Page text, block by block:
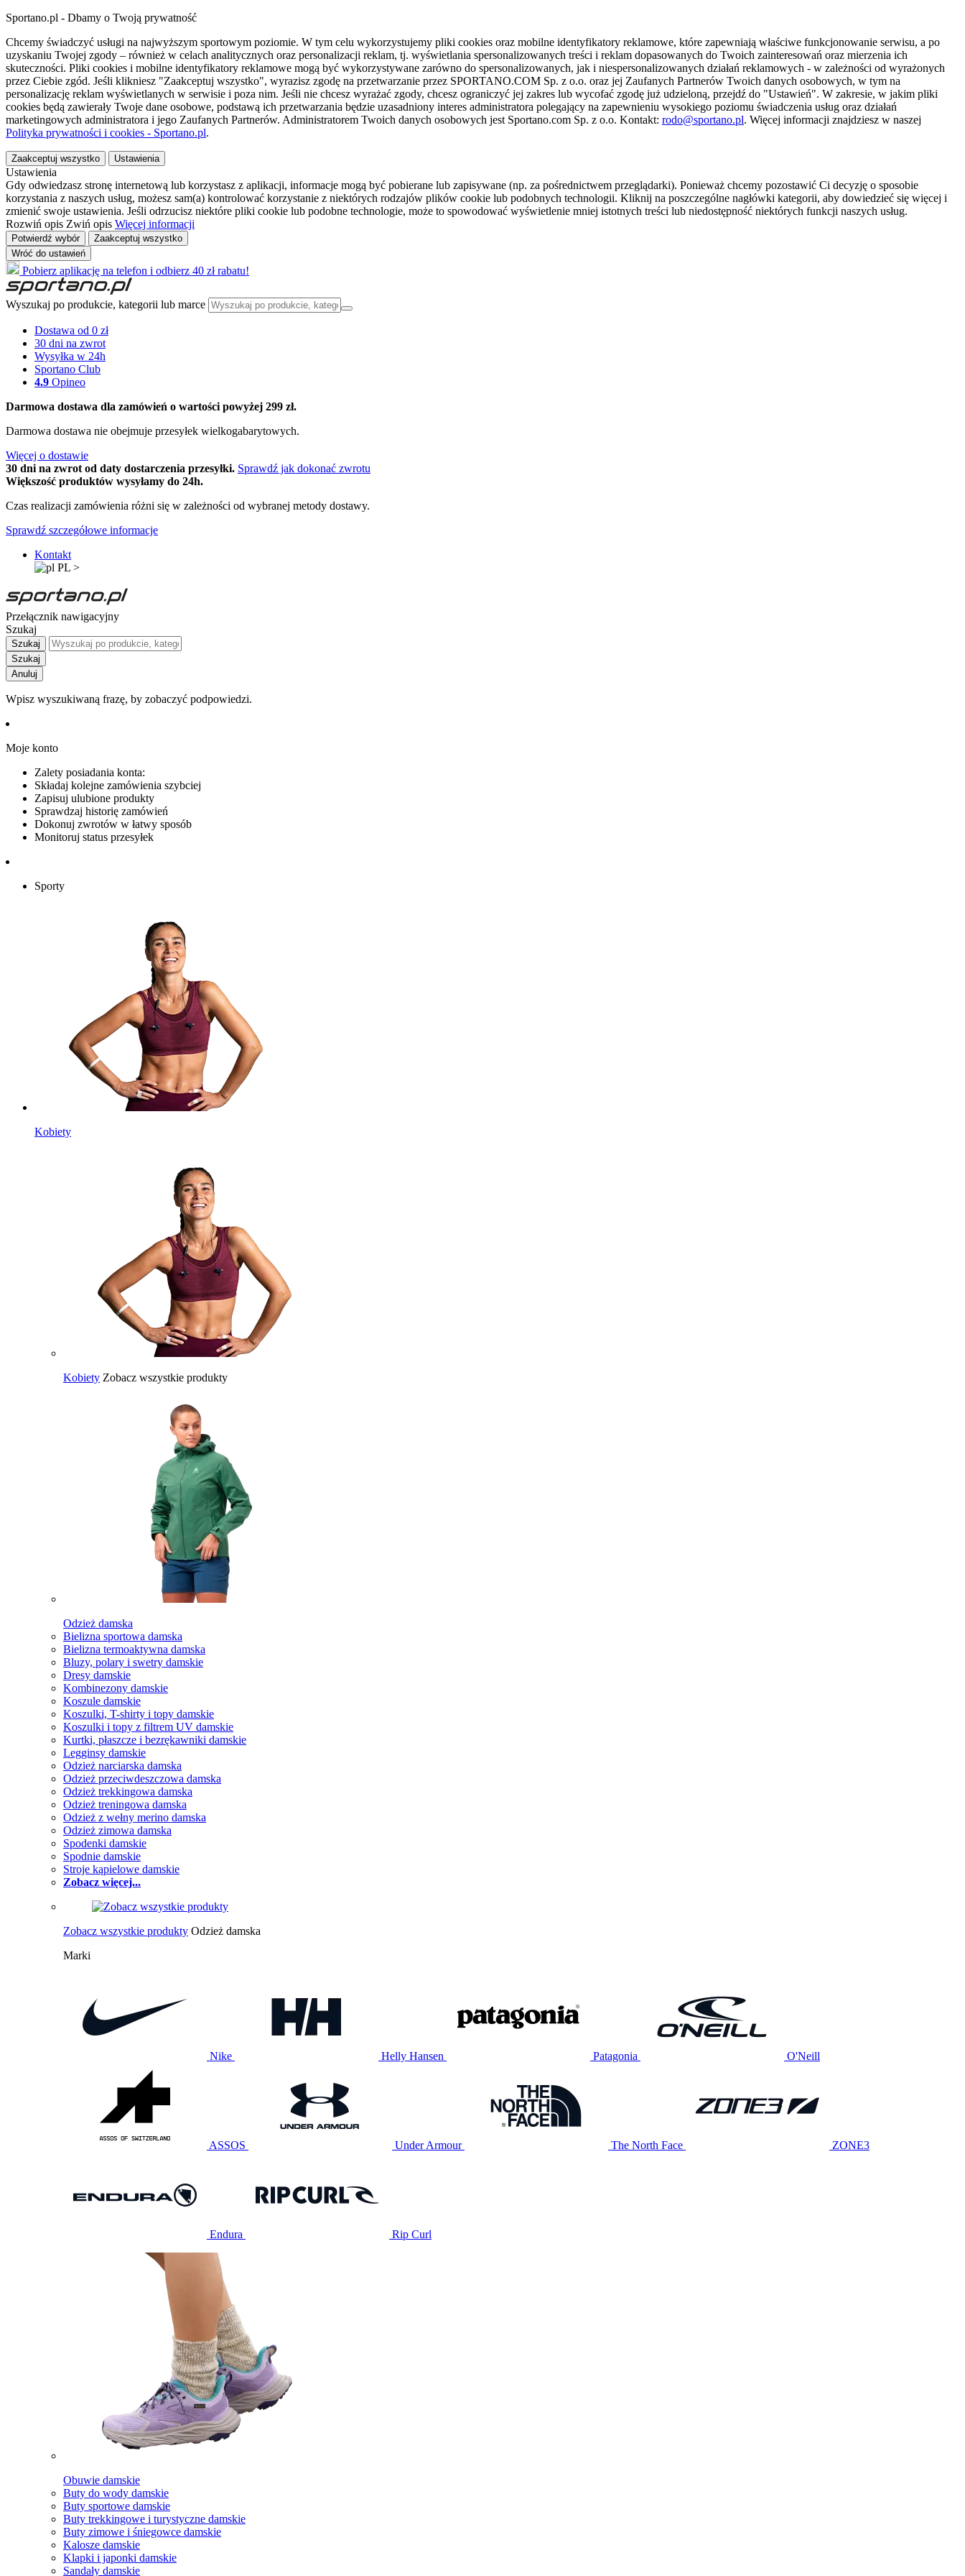
Sportano.pl - Dbamy o Twoją prywatność
Chcemy świadczyć usługi na najwyższym sportowym poziomie. W tym celu wykorzystujemy pliki cookies oraz mobilne identyfikatory reklamowe, które zapewniają właściwe funkcjonowanie serwisu, a po
uzyskaniu Twojej zgody – również w celach analitycznych oraz personalizacji reklam, tj. wyświetlania spersonalizowanych treści i reklam dopasowanych do Twoich zainteresowań oraz mierzenia ich
skuteczności. Pliki cookies i mobilne identyfikatory reklamowe mogą być wykorzystywane zarówno do spersonalizowanych, jak i niespersonalizowanych działań reklamowych - w zależności od wyrażonych
przez Ciebie zgód. Jeśli klikniesz "Zaakceptuj wszystko", wyrazisz zgodę na przetwarzanie przez SPORTANO.COM Sp. z o.o. oraz jej Zaufanych Partnerów Twoich danych osobowych, w tym na
personalizację reklam wyświetlanych w serwisie i poza nim. Jeśli nie chcesz wyrażać zgody, chcesz ograniczyć jej zakres lub wycofać zgodę już udzieloną, przejdź do "Ustawień". W zakresie, w jakim pliki
cookies będą zawierały Twoje dane osobowe, podstawą ich przetwarzania będzie uzasadniony interes administratora polegający na zapewnieniu wysokiego poziomu świadczenia usług oraz działań
marketingowych administratora i jego Zaufanych Partnerów. Administratorem Twoich danych osobowych jest Sportano.com Sp. z o.o. Kontakt: rodo@sportano.pl. Więcej informacji znajdziesz w naszej
Polityka prywatności i cookies - Sportano.pl.
Zaakceptuj wszystko Ustawienia
Ustawienia
Gdy odwiedzasz stronę internetową lub korzystasz z aplikacji, informacje mogą być pobierane lub zapisywane (np. za pośrednictwem przeglądarki). Ponieważ chcemy pozostawić Ci decyzję o sposobie
korzystania z naszych usług, możesz sam(a) kontrolować korzystanie z niektórych rodzajów plików cookie lub podobnych technologii. Kliknij na poszczególne nagłówki kategorii, aby dowiedzieć się więcej i
zmienić swoje ustawienia. Jeśli odrzucisz niektóre pliki cookie lub podobne technologie, może to spowodować wyświetlenie mniej istotnych treści lub niedostępność niektórych funkcji naszych usług.
Rozwiń opis Zwiń opis Więcej informacji
Potwierdź wybór
Zaakceptuj wszystko
Wróć do ustawień
Pobierz aplikację na telefon i odbierz 40 zł rabatu!
Wyszukaj po produkcie, kategorii lub marce
Dostawa od 0 zł
30 dni na zwrot
Wysyłka w 24h
Sportano Club
4.9 Opineo
Darmowa dostawa dla zamówień o wartości powyżej 299 zł.
Darmowa dostawa nie obejmuje przesyłek wielkogabarytowych.
Więcej o dostawie
30 dni na zwrot od daty dostarczenia przesyłki. Sprawdź jak dokonać zwrotu
Większość produktów wysyłamy do 24h.
Czas realizacji zamówienia różni się w zależności od wybranej metody dostawy.
Sprawdź szczegółowe informacje
Kontakt
PL >
Przełącznik nawigacyjny
Szukaj
Szukaj
Szukaj
Anuluj
Wpisz wyszukiwaną frazę, by zobaczyć podpowiedzi.
Moje konto
Zalety posiadania konta:
Składaj kolejne zamówienia szybciej
Zapisuj ulubione produkty
Sprawdzaj historię zamówień
Dokonuj zwrotów w łatwy sposób
Monitoruj status przesyłek
Sporty
Kobiety
Kobiety Zobacz wszystkie produkty
Odzież damska
Bielizna sportowa damska
Bielizna termoaktywna damska
Bluzy, polary i swetry damskie
Dresy damskie
Kombinezony damskie
Koszule damskie
Koszulki, T-shirty i topy damskie
Koszulki i topy z filtrem UV damskie
Kurtki, płaszcze i bezrękawniki damskie
Legginsy damskie
Odzież narciarska damska
Odzież przeciwdeszczowa damska
Odzież trekkingowa damska
Odzież treningowa damska
Odzież z wełny merino damska
Odzież zimowa damska
Spodenki damskie
Spodnie damskie
Stroje kąpielowe damskie
Zobacz więcej...
Zobacz wszystkie produkty Odzież damska
Marki
Nike Helly Hansen Patagonia O'Neill
ASSOS Under Armour The North Face ZONE3
Endura Rip Curl
Obuwie damskie
Buty do wody damskie
Buty sportowe damskie
Buty trekkingowe i turystyczne damskie
Buty zimowe i śniegowce damskie
Kalosze damskie
Klapki i japonki damskie
Sandały damskie